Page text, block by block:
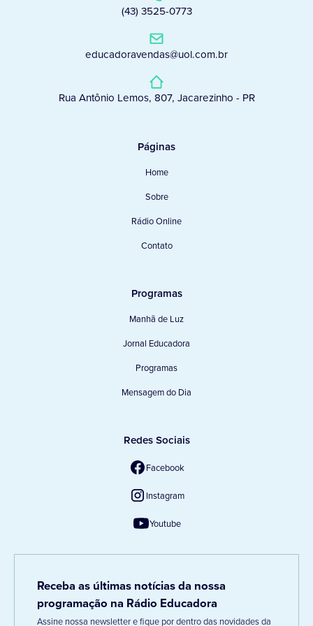
(43) 3525-0773
educadoravendas@uol.com.br
Rua Antônio Lemos, 807, Jacarezinho - PR
Páginas
Home
Sobre
Rádio Online
Contato
Programas
Manhã de Luz
Jornal Educadora
Programas
Mensagem do Dia
Redes Sociais
Facebook
Instagram
Youtube
Receba as últimas notícias da nossa
programação na Rádio Educadora
Assine nossa newsletter e fique por dentro das novidades da